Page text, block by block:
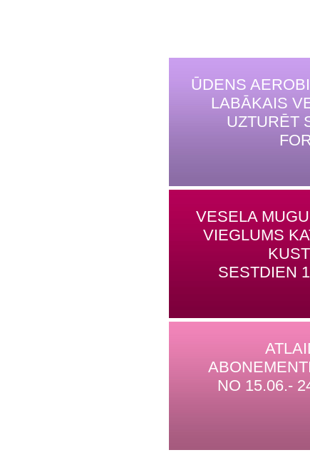
ŪDENS
LABĀKAIS
UZTURĒT
VESELA
VIEGLUMS
SESTDIEN
NO 15.06.-